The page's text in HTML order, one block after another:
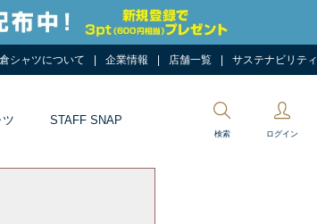
シャツについて 企業情報 店舗一覧 サステナビリティ
STAFF SNAP
検索 ログイン